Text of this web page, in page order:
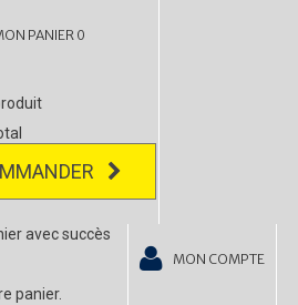
PANIER 0
avec succès
panier.
MON COMPTE